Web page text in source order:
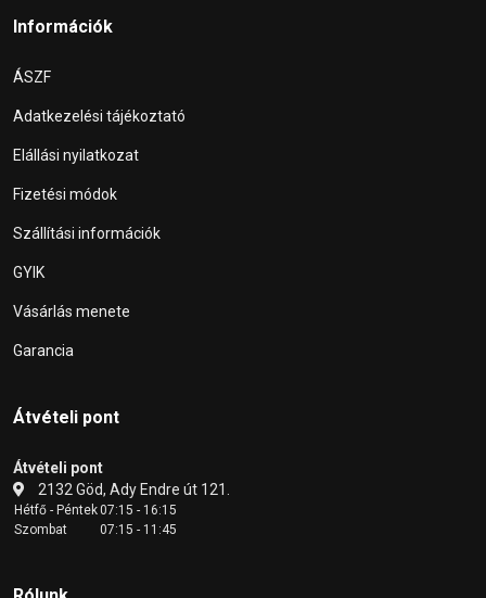
Információk
ÁSZF
Adatkezelési tájékoztató
Elállási nyilatkozat
Fizetési módok
Szállítási információk
GYIK
Vásárlás menete
Garancia
Átvételi pont
Átvételi pont
2132 Göd, Ady Endre út 121.
Hétfő - Péntek07:15 - 16:15
Szombat
07:15 - 11:45